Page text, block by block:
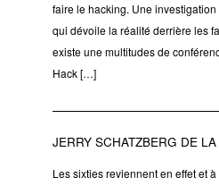
faire le hacking. Une
qui dévoile la réalité derrière les
existe une multitudes de
Hack […]
JERRY SCHATZBERG DE
Les sixties reviennent en effet et